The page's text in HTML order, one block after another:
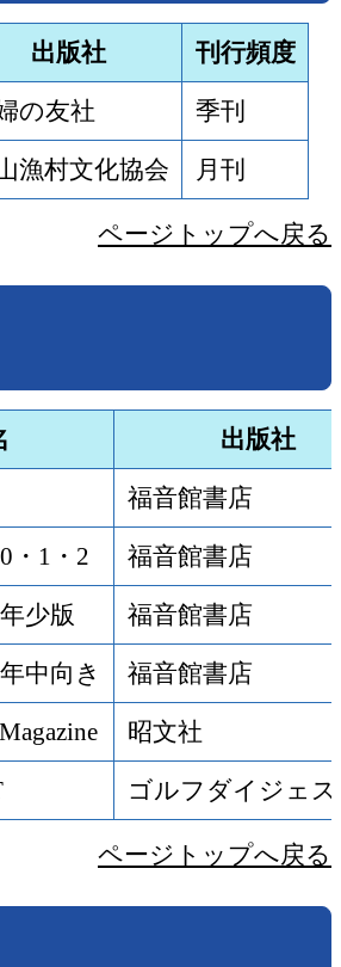
出版社 刊行頻度
の友社 季刊
漁村文化協会 月刊
ページトップへ戻る
出版社
福音館書店
・1・2 福音館書店
少版 福音館書店
中向き 福音館書店
昭文社
ゴルフダイジェ
ページトップへ戻る